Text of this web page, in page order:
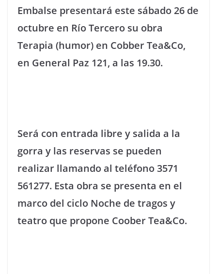
Embalse presentará este sábado 26 de
octubre en Río Tercero su obra
Terapia (humor) en Cobber Tea&Co,
en General Paz 121, a las 19.30.
Será con entrada libre y salida a la
gorra y las reservas se pueden
realizar llamando al teléfono 3571
561277. Esta obra se presenta en el
marco del ciclo Noche de tragos y
teatro que propone Coober Tea&Co.